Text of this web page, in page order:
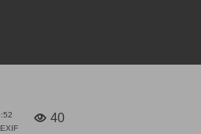
EXIF
40